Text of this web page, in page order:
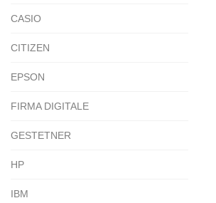
CASIO
CITIZEN
EPSON
FIRMA DIGITALE
GESTETNER
HP
IBM